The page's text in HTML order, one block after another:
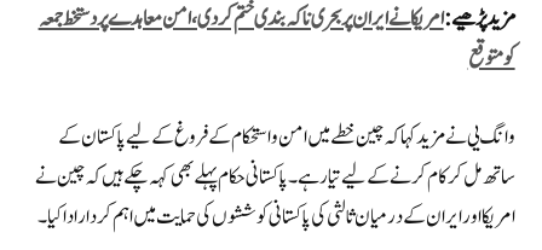
مزید پڑھیے :امریکا نے ایران پر بحری ناکہ بندی ختم کردی، امن معاہدے پر دستخط جمعہ
کو متوقع
وانگ یی نے مزید کہا کہ چین خطے میں امن و استحکام کے فروغ کے لیے پاکستان کے
ساتھ مل کر کام کرنے کے لیے تیار ہے۔ پاکستانی حکام پہلے بھی کہہ چکے ہیں کہ چین نے
امریکا اور ایران کے درمیان ثالثی کی پاکستانی کوششوں کی حمایت میں اہم کردار ادا کیا۔